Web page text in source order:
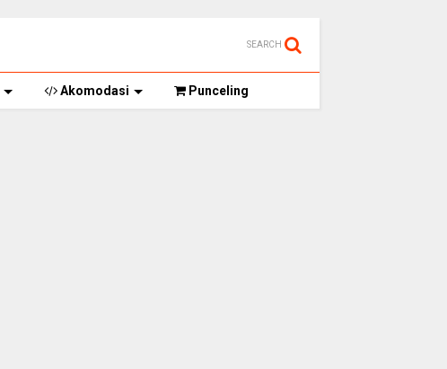
SEARCH
Akomodasi Punceling